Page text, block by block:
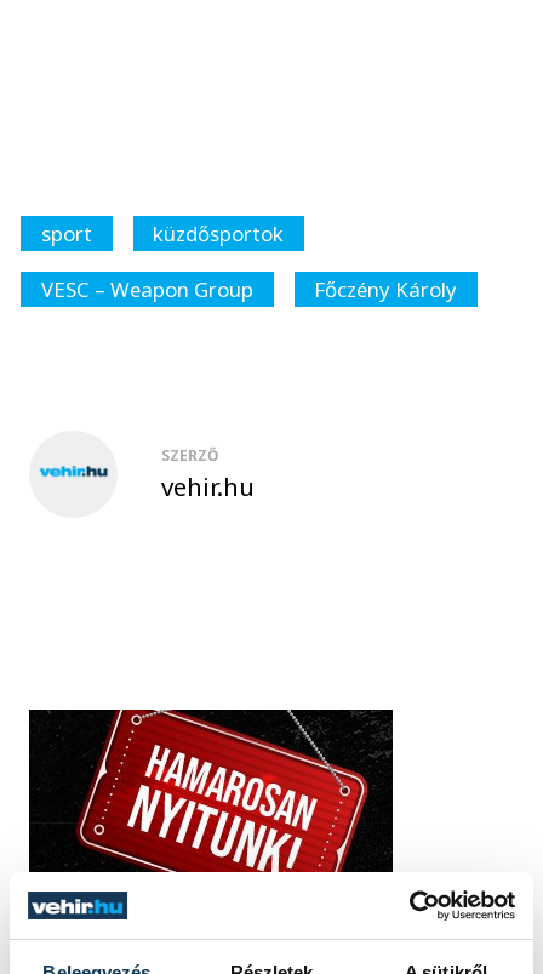
sport
küzdősportok
VESC – Weapon Group
Főczény Károly
SZERZŐ
vehir.hu